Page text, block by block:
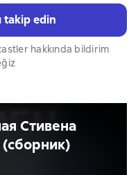
takip edin
hakkında bildirim
Стивена